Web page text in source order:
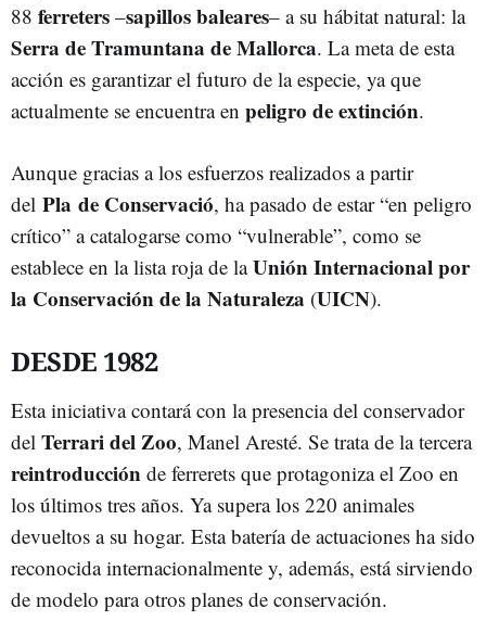
88 ferreters –sapillos baleares– a su hábitat natural: la
Serra de Tramuntana de Mallorca. La meta de esta
acción es garantizar el futuro de la especie, ya que
actualmente se encuentra en peligro de extinción.
Aunque gracias a los esfuerzos realizados a partir
del Pla de Conservació, ha pasado de estar “en peligro
crítico” a catalogarse como “vulnerable”, como se
establece en la lista roja de laUnión Internacional por
la Conservación de la Naturaleza (UICN).
DESDE 1982
Esta iniciativa contará con la presencia del conservador
del Terrari del Zoo, Manel Aresté. Se trata de la tercera
reintroducción de ferrerets que protagoniza el Zoo en
los últimos tres años. Ya supera los 220 animales
devueltos a su hogar. Esta batería de actuaciones ha sido
reconocida internacionalmente y, además, está sirviendo
de modelo para otros planes de conservación.